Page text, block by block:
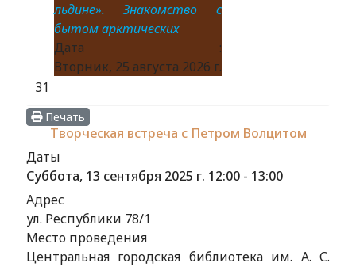
льдине». Знакомство с
бытом арктических
Дата :
Вторник, 25 августа 2026 г.
31
Печать
Творческая встреча с Петром Волцитом
Даты
Суббота, 13 сентября 2025 г. 12:00- 13:00
Адрес
ул. Республики 78/1
Место проведения
Центральная городская библиотека им. А. С.